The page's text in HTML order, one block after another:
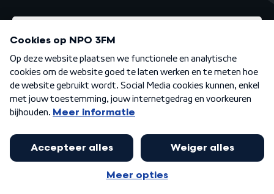
Algemene voorwaarden Privacybeleid